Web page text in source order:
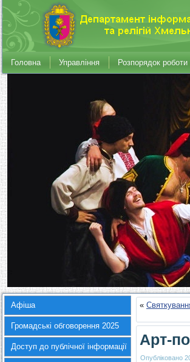
Головна Управління Розпорядок роботи
Афіша
Громадські обговорення 2025
Доступ до публічної інформації
«
Арт-
Опубліковано